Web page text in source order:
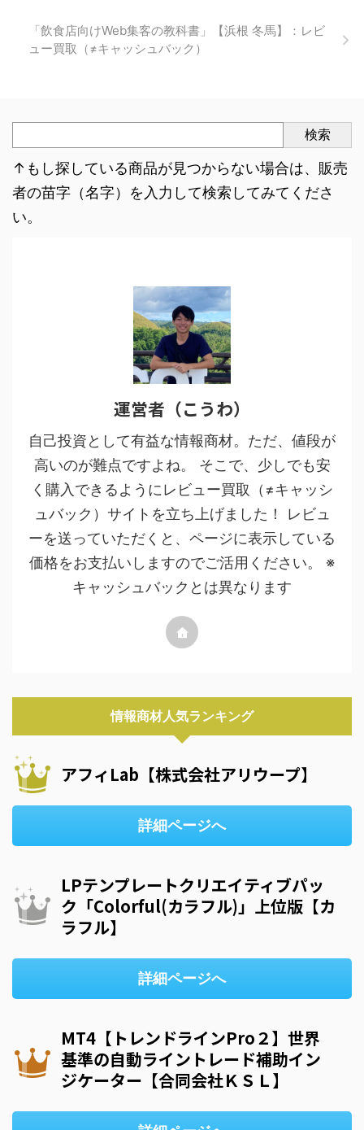
「飲食店向けWeb集客の教科書」【浜根 冬馬】：レビ
ュー買取（≠キャッシュバック）
検索
↑もし探している商品が見つからない場合は、販売
者の苗字（名字）を入力して検索してみてくださ
い。
運営者（こうわ）
自己投資として有益な情報商材。ただ、値段が
高いのが難点ですよね。 そこで、少しでも安
く購入できるようにレビュー買取（≠キャッシ
ュバック）サイトを立ち上げました！ レビュ
ーを送っていただくと、ページに表示している
価格をお支払いしますのでご活用ください。 ※
キャッシュバックとは異なります
情報商材人気ランキング
アフィLab【株式会社アリウープ】
詳細ページへ
LPテンプレートクリエイティブパッ
ク「Colorful(カラフル)」上位版【カ
ラフル】
詳細ページへ
MT4【トレンドラインPro２】世界
基準の自動ライントレード補助イン
ジケーター【合同会社ＫＳＬ】